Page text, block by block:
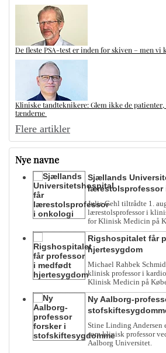
De fleste PSA-test er inden for skiven – men vi
Kliniske tandteknikere: Glem ikke de
tænderne
Flere artikler
Nye navne
Sjællands
lærestolsprofessor
Julie Gehl tiltrådte 1.
lærestolsprofessor i
for Klinisk Medicin på
Rigshospitalet får
hjertesygdom
Michael Rahbek
klinisk professor i
Klinisk Medicin på
Ny Aalborg-
Stine Linding Andersen
som klinisk professor
Aalborg Universitet.